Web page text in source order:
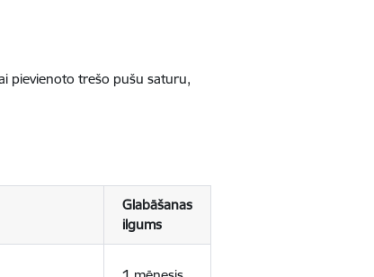
pievienoto trešo pušu saturu,
Glabāšanas
ilgums